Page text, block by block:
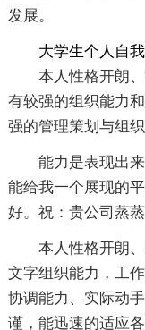
发展。
大学生个人自我
本人性格开朗
有较强的组织能力
强的管理策划与组
能力是表现出
能给我一个展现的
好。祝：贵公司蒸蒸
本人性格开朗
文字组织能力，工
协调能力、实际动
谨，能迅速的适应